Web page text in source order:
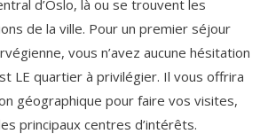
d’Oslo, là ou se trouvent les
de la ville. Pour un premier séjour
vous n’avez aucune hésitation
LE quartier à privilégier. Il vous offrira
géographique pour faire vos visites,
principaux centres d’intérêts.